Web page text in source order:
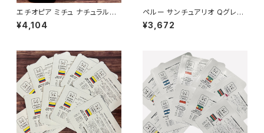
エチオピア ミチュ ナチュラル
300g
¥4,104
ペルー サンチュアリオ Qグレー
ド 300g
¥3,672